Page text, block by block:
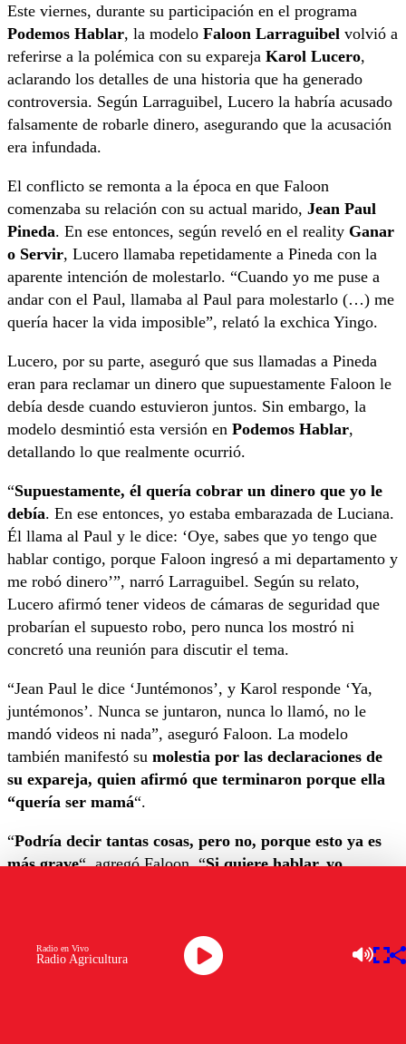
Este viernes, durante su participación en el programa
Podemos Hablar, la modelo Faloon Larraguibel volvió a
referirse a la polémica con su expareja Karol Lucero,
aclarando los detalles de una historia que ha generado
controversia. Según Larraguibel, Lucero la habría acusado
falsamente de robarle dinero, asegurando que la acusación
era infundada.
El conflicto se remonta a la época en que Faloon
comenzaba su relación con su actual marido, Jean Paul
Pineda. En ese entonces, según reveló en el reality Ganar
o Servir, Lucero llamaba repetidamente a Pineda con la
aparente intención de molestarlo. “Cuando yo me puse a
andar con el Paul, llamaba al Paul para molestarlo (…) me
quería hacer la vida imposible”, relató la exchica Yingo.
Lucero, por su parte, aseguró que sus llamadas a Pineda
eran para reclamar un dinero que supuestamente Faloon le
debía desde cuando estuvieron juntos. Sin embargo, la
modelo desmintió esta versión en Podemos Hablar,
detallando lo que realmente ocurrió.
“Supuestamente, él quería cobrar un dinero que yo le
debía. En ese entonces, yo estaba embarazada de Luciana.
Él llama al Paul y le dice: ‘Oye, sabes que yo tengo que
hablar contigo, porque Faloon ingresó a mi departamento y
me robó dinero’”, narró Larraguibel. Según su relato,
Lucero afirmó tener videos de cámaras de seguridad que
probarían el supuesto robo, pero nunca los mostró ni
concretó una reunión para discutir el tema.
“Jean Paul le dice ‘Juntémonos’, y Karol responde ‘Ya,
juntémonos’. Nunca se juntaron, nunca lo llamó, no le
mandó videos ni nada”, aseguró Faloon. La modelo
también manifestó su molestia por las declaraciones de
su expareja, quien afirmó que terminaron porque ella
“quería ser mamá“.
“Podría decir tantas cosas, pero no, porque esto ya es
más grave“, agregó Faloon. “Si quiere hablar, yo
Radio Agricultura
Radio en Vivo